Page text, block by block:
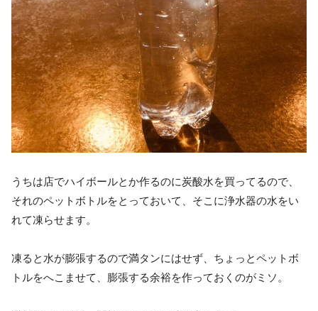
うちは店でハイボールとか作るのに炭酸水を買ってるので、
それのペットボトルをとっておいて、そこに浄水器の水をい
れて凍らせます。
凍ると水が膨張するので満タンにはせず、ちょっとペットボ
トルをへこませて、膨張する余裕を作っておくのがミソ。